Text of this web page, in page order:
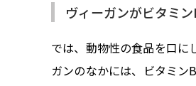
ヴィーガンがビタミ
では、動物性の食品を口に
ガンのなかには、ビタミン